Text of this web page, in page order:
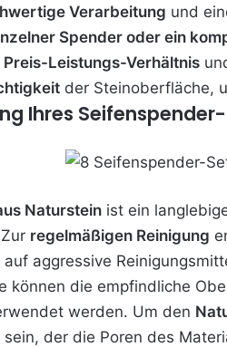
Verarbeitung und
Spender oder ein
Preis-Leistungs-Verhältnis
der Steinoberfläche,
Ihres
Naturstein ist ein
regelmäßigen Reinigung
aggressive
können die empfindliche
werden. Um den
der die Poren des